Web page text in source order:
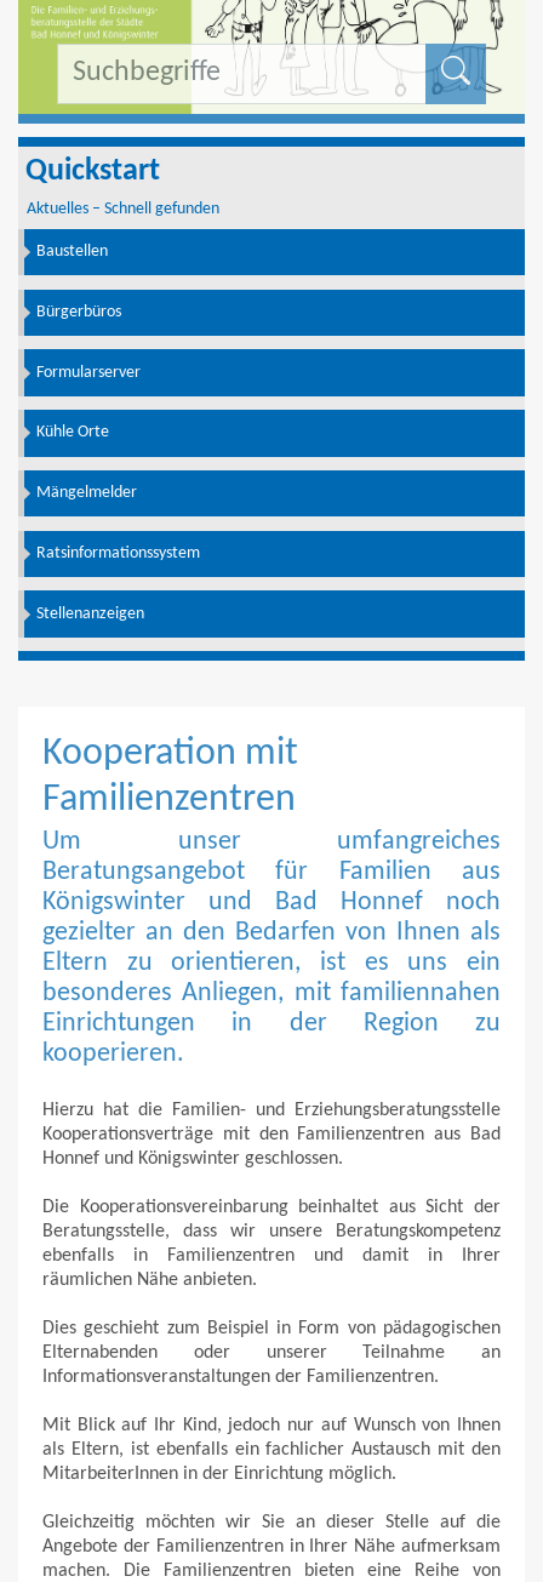
Quickstart
Aktuelles – Schnell gefunden
Baustellen
Bürgerbüros
Formularserver
Kühle Orte
Mängelmelder
Ratsinformationssystem
Stellenanzeigen
Kooperation mit
Familienzentren
Um unser umfangreiches
Beratungsangebot für Familien aus
Königswinter und Bad Honnef noch
gezielter an den Bedarfen von Ihnen als
Eltern zu orientieren, ist es uns ein
besonderes Anliegen, mit familiennahen
Einrichtungen in der Region zu
kooperieren.
Hierzu hat die Familien- und Erziehungsberatungsstelle
Kooperationsverträge mit den Familienzentren aus Bad
Honnef und Königswinter geschlossen.
Die Kooperationsvereinbarung beinhaltet aus Sicht der
Beratungsstelle, dass wir unsere Beratungskompetenz
ebenfalls in Familienzentren und damit in Ihrer
räumlichen Nähe anbieten.
Dies geschieht zum Beispiel in Form von pädagogischen
Elternabenden oder unserer Teilnahme an
Informationsveranstaltungen der Familienzentren.
Mit Blick auf Ihr Kind, jedoch nur auf Wunsch von Ihnen
als Eltern, ist ebenfalls ein fachlicher Austausch mit den
MitarbeiterInnen in der Einrichtung möglich.
Gleichzeitig möchten wir Sie an dieser Stelle auf die
Angebote der Familienzentren in Ihrer Nähe aufmerksam
machen. Die Familienzentren bieten eine Reihe von